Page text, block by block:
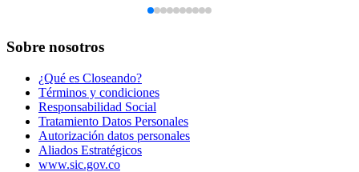
Sobre nosotros
¿Qué es Closeando?
Términos y condiciones
Responsabilidad Social
Tratamiento Datos Personales
Autorización datos personales
Aliados Estratégicos
www.sic.gov.co